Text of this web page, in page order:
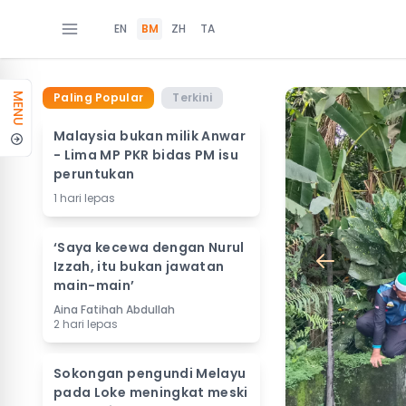
EN BM ZH TA
MENU Paling Popular Terkini
Malaysia bukan milik Anwar
- Lima MP PKR bidas PM isu
peruntukan
1 hari lepas
‘Saya kecewa dengan Nurul
Izzah, itu bukan jawatan
main-main’
Aina Fatihah Abdullah
2 hari lepas
Sokongan pengundi Melayu
pada Loke meningkat meski